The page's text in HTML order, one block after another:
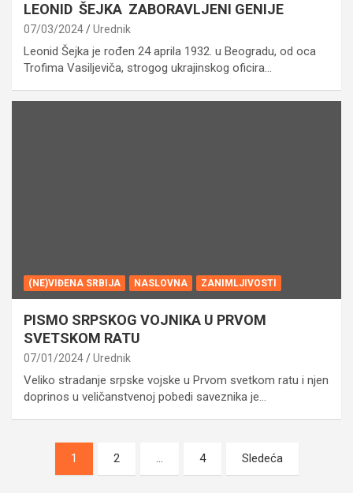
LEONID ŠEJKA ZABORAVLJENI GENIJE
07/03/2024 Urednik
Leonid Šejka je rođen 24 aprila 1932. u Beogradu, od oca
Trofima Vasiljeviča, strogog ukrajinskog oficira…
(NE)VIĐENA SRBIJA NASLOVNA ZANIMLJIVOSTI
PISMO SRPSKOG VOJNIKA U PRVOM
SVETSKOM RATU
07/01/2024 Urednik
Veliko stradanje srpske vojske u Prvom svetkom ratu i njen
doprinos u veličanstvenoj pobedi saveznika je…
pagination
1 2 … 4 Sledeća